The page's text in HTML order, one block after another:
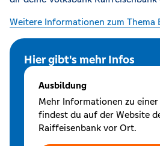
Weitere Informationen zum Thema
Hier gibt's mehr Infos
Ausbildung
Mehr Informationen zu
findest du auf der Website
Raiffeisenbank vor Ort.